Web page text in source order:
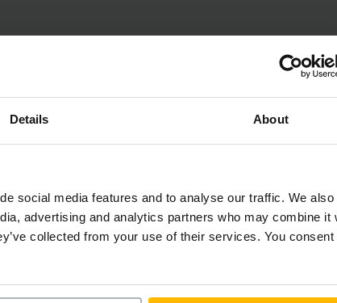
Details About
social media features and to analyse our traffic. We also
advertising and analytics partners who may combine it
collected from your use of their services. You consent
o výrobku
Lítium-iónová, 25 V / 40 Ah